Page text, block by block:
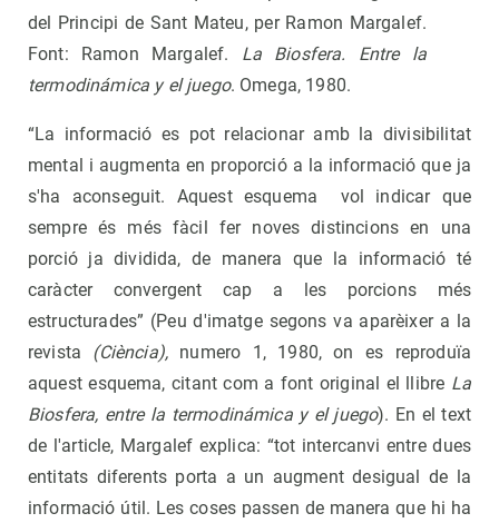
del Principi de Sant Mateu, per Ramon Margalef.
Font: Ramon Margalef. La Biosfera. Entre la
termodinámica y el juego. Omega, 1980.
“La informació es pot relacionar amb la divisibilitat
mental i augmenta en proporció a la informació que ja
s'ha aconseguit. Aquest esquema vol indicar que
sempre és més fàcil fer noves distincions en una
porció ja dividida, de manera que la informació té
caràcter convergent cap a les porcions més
estructurades” (Peu d'imatge segons va aparèixer a la
revista (Ciència), numero 1, 1980, on es reproduïa
aquest esquema, citant com a font original el llibre La
Biosfera, entre la termodinámica y el juego). En el text
de l'article, Margalef explica: “tot intercanvi entre dues
entitats diferents porta a un augment desigual de la
informació útil. Les coses passen de manera que hi ha